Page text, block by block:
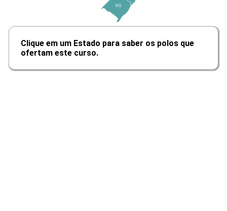
10h
RS
Clique em um Estado para saber os polos que
ofertam este curso.